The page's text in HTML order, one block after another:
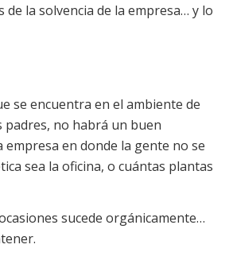
la solvencia de la empresa… y lo
se encuentra en el ambiente de
padres, no habrá un buen
empresa en donde la gente no se
sea la oficina, o cuántas plantas
sucede orgánicamente…